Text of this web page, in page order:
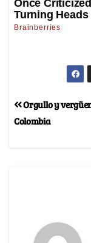
Orgullo y
Colombia